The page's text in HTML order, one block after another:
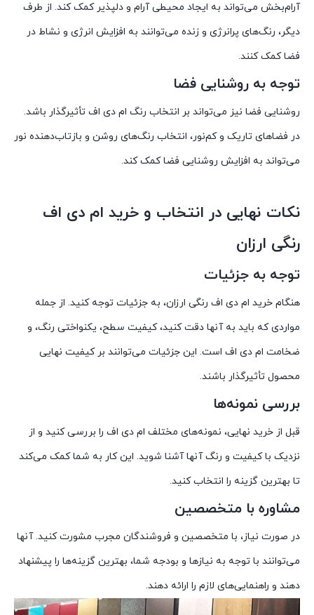
آرام‌بخش می‌تواند به ایجاد محیطی آرام و دلپذیر کمک کند. از طرف
دیگر، رنگ‌های پرانرژی و زنده می‌توانند به افزایش انرژی و نشاط در
فضا کمک کنند.
توجه به روشنایی فضا
روشنایی فضا نیز می‌تواند بر انتخاب رنگ ام دی اف تأثیرگذار باشد.
در فضاهای تاریک و کم‌نور، انتخاب رنگ‌های روشن و بازتاب‌دهنده نور
می‌تواند به افزایش روشنایی فضا کمک کند.
نکات نهایی در انتخاب و خرید ام دی اف
رنگی ارزان
توجه به جزئیات
هنگام خرید ام دی اف رنگی ارزان، به جزئیات توجه کنید. از جمله
مواردی که باید به آنها دقت کنید، کیفیت سطح، یکنواختی رنگ، و
ضخامت ام دی اف است. این جزئیات می‌توانند بر کیفیت نهایی
محصول تأثیرگذار باشند.
بررسی نمونه‌ها
قبل از خرید نهایی، نمونه‌های مختلف ام دی اف را بررسی کنید و از
نزدیک با کیفیت و رنگ آنها آشنا شوید. این کار به شما کمک می‌کند
تا بهترین گزینه را انتخاب کنید.
مشاوره با متخصصین
در صورت نیاز، با متخصصین و فروشندگان مجرب مشورت کنید. آنها
می‌توانند با توجه به نیازها و بودجه شما، بهترین گزینه‌ها را پیشنهاد
دهند و راهنمایی‌های لازم را ارائه دهند.